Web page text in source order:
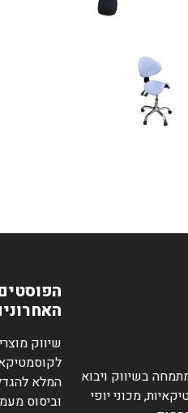
בשיווק ויבוא
מכוני יופי
שיווק
המלא
וביסוס